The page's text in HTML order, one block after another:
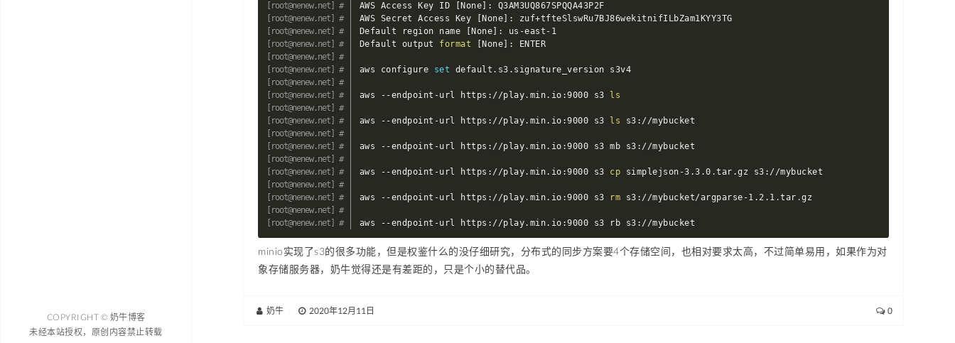
COPYRIGHT © 奶牛博客
未经本站授权，原创内容禁止转载
AWS Access Key ID
None
: Q3AM3UQ867SPQQA43P2F
AWS Secret Access Key
None
: zuf+tfteSlswRu7BJ86wekitnifILbZam1KYY3TG
Default region name
None
: us-east-1
Default output format None : ENTER
aws configure set default.s3.signature_version s3v4
aws --endpoint-url https://play.min.io:9000 s3 ls
aws --endpoint-url https://play.min.io:9000 s3 ls s3://mybucket
aws --endpoint-url https://play.min.io:9000 s3 mb s3://mybucket
aws --endpoint-url https://play.min.io:9000 s3 cp simplejson-3.3.0.tar.gz s3://mybucket
aws --endpoint-url https://play.min.io:9000 s3 rm s3://mybucket/argparse-1.2.1.tar.gz
aws --endpoint-url https://play.min.io:9000 s3 rb s3://mybucket
minio实现了s3的很多功能，但是权鉴什么的没仔细研究，分布式的同步方案要4个存储空间，也相对要求太高，不过简单易用，如果作为对
象存储服务器，奶牛觉得还是有差距的，只是个小的替代品。
奶牛 2020年12月11日 0